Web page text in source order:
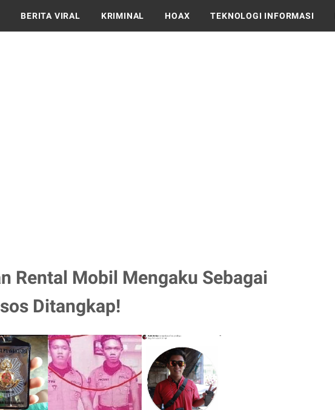
BERITA VIRAL KRIMINAL HOAX TEKNOLOGI INFORMASI
Rental Mobil Mengaku Sebagai
Ditangkap!